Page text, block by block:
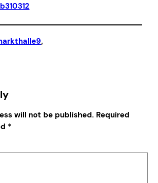
,
will not be published. Required
*